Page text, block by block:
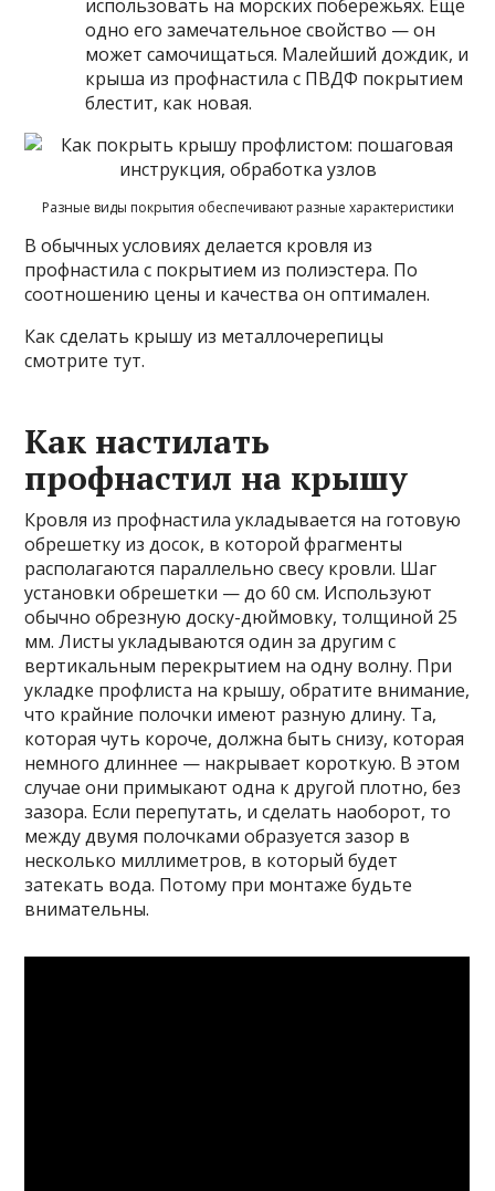
использовать на морских побережьях. Еще
одно его замечательное свойство — он
может самочищаться. Малейший дождик, и
крыша из профнастила с ПВДФ покрытием
блестит, как новая.
Разные виды покрытия обеспечивают разные характеристики
В обычных условиях делается кровля из
профнастила с покрытием из полиэстера. По
соотношению цены и качества он оптимален.
Как сделать крышу из металлочерепицы
смотрите тут.
Как настилать
профнастил на крышу
Кровля из профнастила укладывается на готовую
обрешетку из досок, в которой фрагменты
располагаются параллельно свесу кровли. Шаг
установки обрешетки — до 60 см. Используют
обычно обрезную доску-дюймовку, толщиной 25
мм. Листы укладываются один за другим с
вертикальным перекрытием на одну волну. При
укладке профлиста на крышу, обратите внимание,
что крайние полочки имеют разную длину. Та,
которая чуть короче, должна быть снизу, которая
немного длиннее — накрывает короткую. В этом
случае они примыкают одна к другой плотно, без
зазора. Если перепутать, и сделать наоборот, то
между двумя полочками образуется зазор в
несколько миллиметров, в который будет
затекать вода. Потому при монтаже будьте
внимательны.